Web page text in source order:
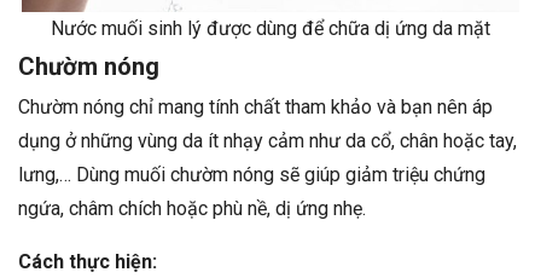
Nước muối sinh lý được dùng để chữa dị ứng da mặt
Chườm nóng
Chườm nóng chỉ mang tính chất tham khảo và bạn nên áp
dụng ở những vùng da ít nhạy cảm như da cổ, chân hoặc tay,
lưng,… Dùng muối chườm nóng sẽ giúp giảm triệu chứng
ngứa, châm chích hoặc phù nề, dị ứng nhẹ.
Cách thực hiện: